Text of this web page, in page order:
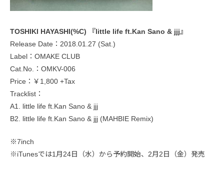
TOSHIKI HAYASHI(%C) 『little life ft.Kan Sano & jjj』
Release Date：2018.01.27 (Sat.)
Label：OMAKE CLUB
Cat.No.：OMKV-006
Price：￥1,800 +Tax
Tracklist：
A1. little life ft.Kan Sano & jjj
B2. little life ft.Kan Sano & jjj (MAHBIE Remix)
※7inch
※iTunesでは1月24日（水）から予約開始、2月2日（金）発売